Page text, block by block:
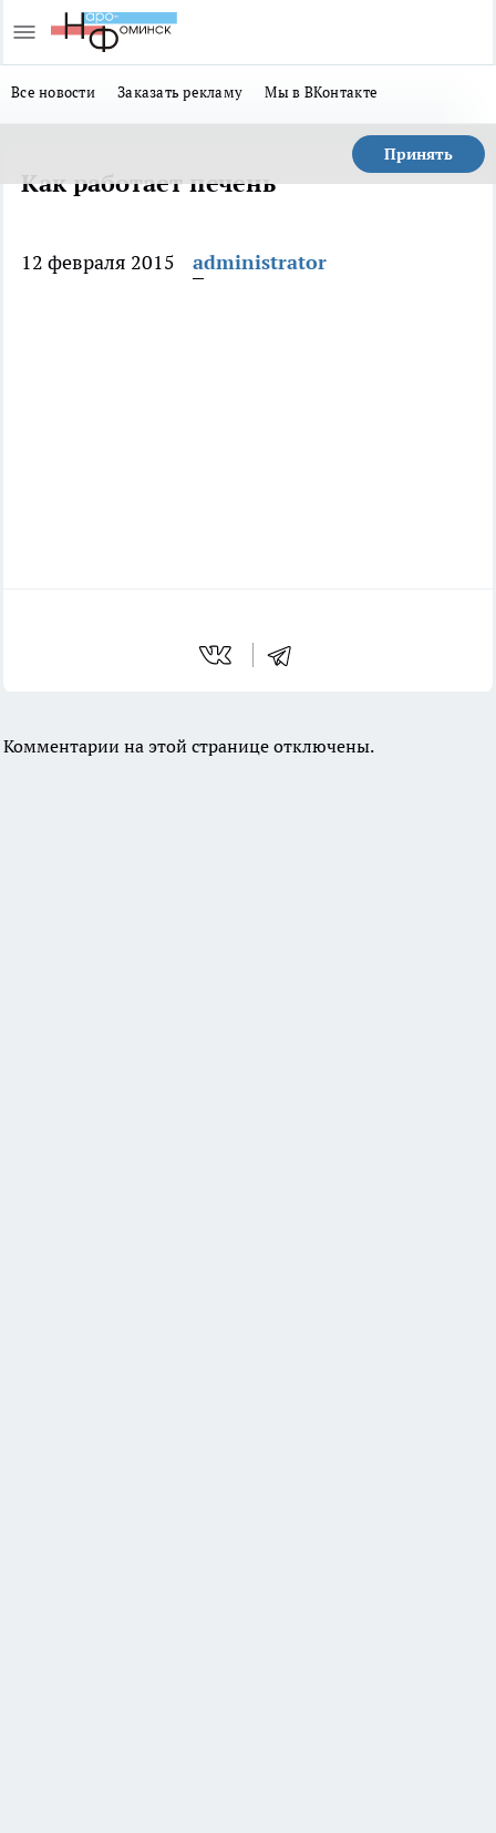
Все новости Заказать рекламу Мы в ВКонтакте
Принять
Как работает печень
12 февраля 2015 administrator
Комментарии на этой странице отключены.